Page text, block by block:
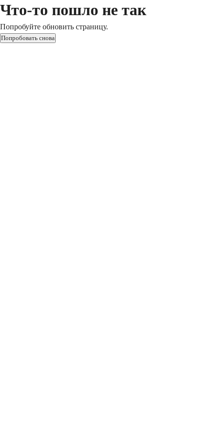
Что-то пошло не так
Попробуйте обновить страницу.
Попробовать снова